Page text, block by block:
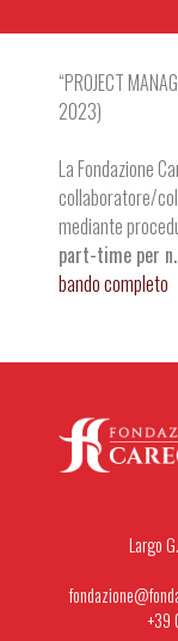
“PROJECT
2023)
La Fondazione
collaboratore/
mediante
part-time per
bando completo
Largo
+39